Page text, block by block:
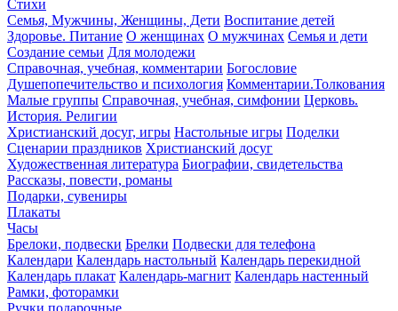
Стихи
Семья, Мужчины, Женщины, Дети Воспитание детей
Здоровье. Питание О женщинах О мужчинах Семья и дети
Создание семьи Для молодежи
Справочная, учебная, комментарии Богословие
Душепопечительство и психология Комментарии.Толкования
Малые группы Справочная, учебная, симфонии Церковь.
История. Религии
Христианский досуг, игры Настольные игры Поделки
Сценарии праздников Христианский досуг
Художественная литература Биографии, свидетельства
Рассказы, повести, романы
Подарки, сувениры
Плакаты
Часы
Брелоки, подвески Брелки Подвески для телефона
Календари Календарь настольный Календарь перекидной
Календарь плакат Календарь-магнит Календарь настенный
Рамки, фоторамки
Ручки подарочные